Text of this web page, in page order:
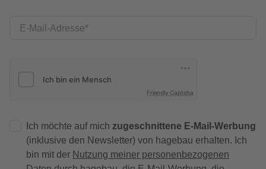
E-Mail-Adresse
Friendly Captcha
Ich möchte auf mich zugeschnittene E-Mail-Werbung
(inklusive den Newsletter) von hagebau erhalten. Ich
bin mit der Nutzung meiner personenbezogenen